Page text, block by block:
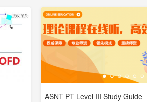
ASNT PT Level III Study Guide